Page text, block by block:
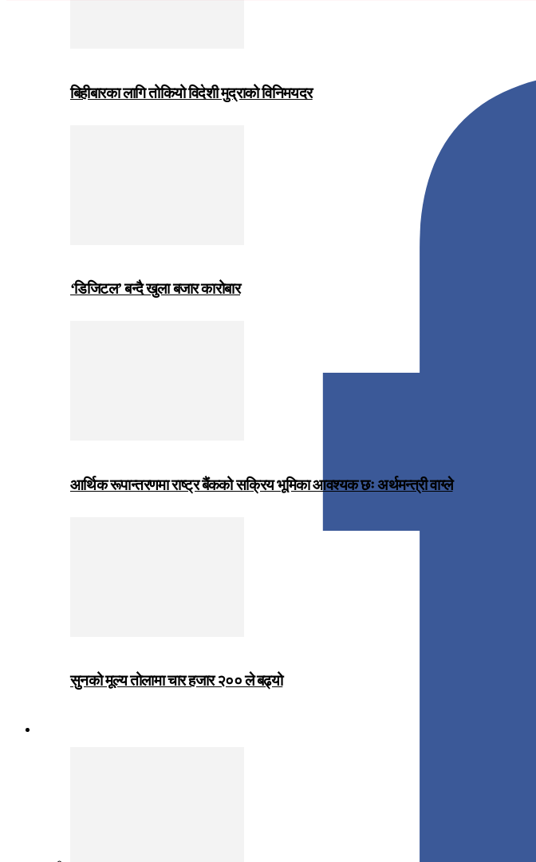
बिहीबारका लागि तोकियो विदेशी मुद्राको विनिमयदर
‘डिजिटल’ बन्दै खुला बजार कारोबार
आर्थिक रूपान्तरणमा राष्ट्र बैंकको सक्रिय भूमिका आवश्यक छः अर्थमन्त्री वाग्ले
सुनको मूल्य तोलामा चार हजार २०० ले बढ्यो